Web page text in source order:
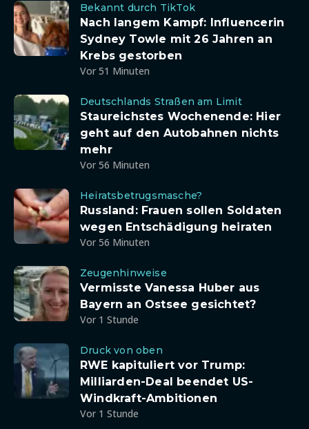
Bekannt durch TikTok
Nach langem Kampf: Influencerin
Sydney Towle mit 26 Jahren an
Krebs gestorben
Vor 51 Minuten
Deutschlands Straßen am Limit
Staureichstes Wochenende: Hier
geht auf den Autobahnen nichts
mehr
Vor 56 Minuten
Heiratsbetrugsmasche?
Russland: Frauen sollen Soldaten
wegen Entschädigung heiraten
Vor 56 Minuten
Zeugenhinweise
Vermisste Vanessa Huber aus
Bayern an Ostsee gesichtet?
Vor 1 Stunde
Druck von oben
RWE kapituliert vor Trump:
Milliarden-Deal beendet US-
Windkraft-Ambitionen
Vor 1 Stunde